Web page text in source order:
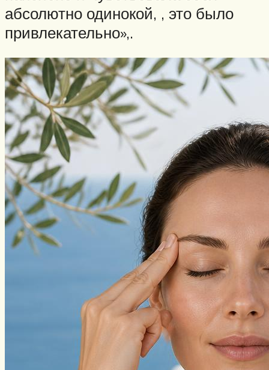
абсолютно одинокой, , это было
привлекательно»,.